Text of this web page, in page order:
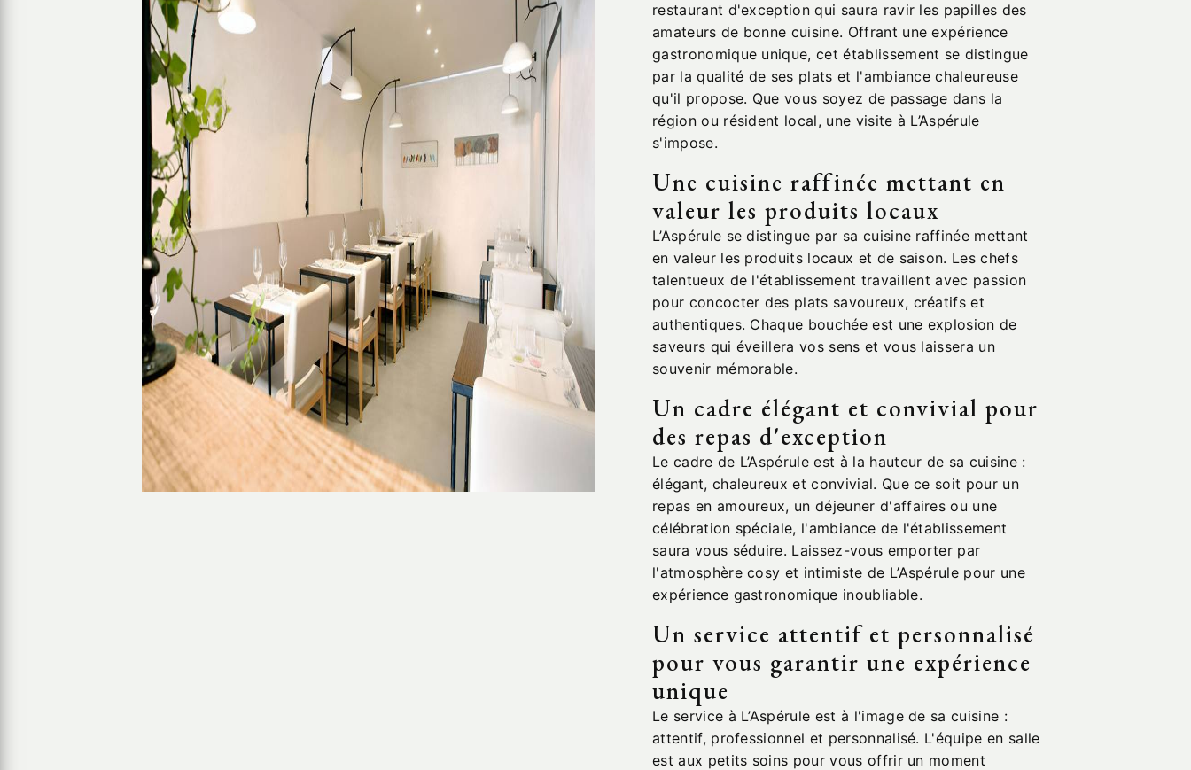
restaurant d'exception qui saura ravir les papilles des
amateurs de bonne cuisine. Offrant une expérience
gastronomique unique, cet établissement se distingue
par la qualité de ses plats et l'ambiance chaleureuse
qu'il propose. Que vous soyez de passage dans la
région ou résident local, une visite à L’Aspérule
s'impose.
Une cuisine raffinée mettant en
valeur les produits locaux
L’Aspérule se distingue par sa cuisine raffinée mettant
en valeur les produits locaux et de saison. Les chefs
talentueux de l'établissement travaillent avec passion
pour concocter des plats savoureux, créatifs et
authentiques. Chaque bouchée est une explosion de
saveurs qui éveillera vos sens et vous laissera un
souvenir mémorable.
Un cadre élégant et convivial pour
des repas d'exception
Le cadre de L’Aspérule est à la hauteur de sa cuisine :
élégant, chaleureux et convivial. Que ce soit pour un
repas en amoureux, un déjeuner d'affaires ou une
célébration spéciale, l'ambiance de l'établissement
saura vous séduire. Laissez-vous emporter par
l'atmosphère cosy et intimiste de L’Aspérule pour une
expérience gastronomique inoubliable.
Un service attentif et personnalisé
pour vous garantir une expérience
unique
Le service à L’Aspérule est à l'image de sa cuisine :
attentif, professionnel et personnalisé. L'équipe en salle
est aux petits soins pour vous offrir un moment